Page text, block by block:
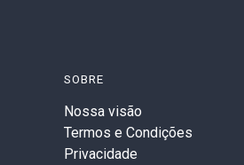
SOBRE
Nossa visão
Termos e Condições
Privacidade